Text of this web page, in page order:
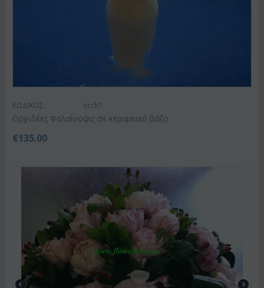
ΚΩΔΙΚΟΣ: orch7
Ορχιδέες Φαλαίνοψις σε κεραμεικό βάζο
€135.00